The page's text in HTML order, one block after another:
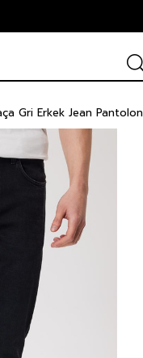
Gri Erkek Jean Pantolon